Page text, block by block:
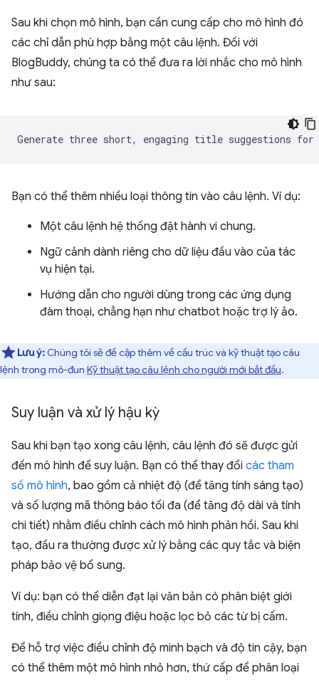
Sau khi chọn mô hình, bạn cần cung cấp cho mô hình đó
các chỉ dẫn phù hợp bằng một câu lệnh. Đối với
BlogBuddy, chúng ta có thể đưa ra lời nhắc cho mô hình
như sau:
Bạn có thể thêm nhiều loại thông tin vào câu lệnh. Ví dụ:
Một câu lệnh hệ thống đặt hành vi chung.
Ngữ cảnh dành riêng cho dữ liệu đầu vào của tác
vụ hiện tại.
Hướng dẫn cho người dùng trong các ứng dụng
đàm thoại, chẳng hạn như chatbot hoặc trợ lý ảo.
Lưu ý: Chúng tôi sẽ đề cập thêm về cấu trúc và kỹ thuật tạo câu
lệnh trong mô-đun Kỹ thuật tạo câu lệnh cho người mới bắt đầu.
Suy luận và xử lý hậu kỳ
Sau khi bạn tạo xong câu lệnh, câu lệnh đó sẽ được gửi
đến mô hình để suy luận. Bạn có thể thay đổi các tham
số mô hình, bao gồm cả nhiệt độ (để tăng tính sáng tạo)
và số lượng mã thông báo tối đa (để tăng độ dài và tính
chi tiết) nhằm điều chỉnh cách mô hình phản hồi. Sau khi
tạo, đầu ra thường được xử lý bằng các quy tắc và biện
pháp bảo vệ bổ sung.
Ví dụ: bạn có thể diễn đạt lại văn bản có phân biệt giới
tính, điều chỉnh giọng điệu hoặc lọc bỏ các từ bị cấm.
Để hỗ trợ việc điều chỉnh độ minh bạch và độ tin cậy, bạn
có thể thêm một mô hình nhỏ hơn, thứ cấp để phân loại